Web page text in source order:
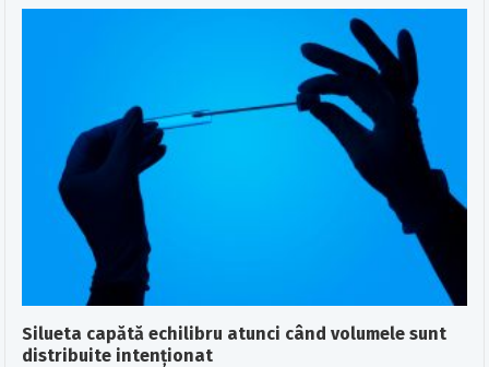
Silueta capătă echilibru atunci când volumele sunt
distribuite intenționat